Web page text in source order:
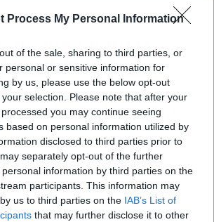
Process My Personal Information
of the sale, sharing to third parties, or
personal or sensitive information for
by us, please use the below opt-out
selection. Please note that after your
you may continue seeing
based on personal information utilized by
disclosed to third parties prior to
separately opt-out of the further
information by third parties on the
participants. This information may
us to third parties on the IAB’s List of
that may further disclose it to other
DE NIRO Y JULIA
LOS ACTORES
Brad Pitt (1º), Robert De Niro
(3º) copan los primeros
de actor preferido en
fragmentada, que confirma
de Hollywood -en especial las
los años 90- siguen
en el olimpo de los gustos de los